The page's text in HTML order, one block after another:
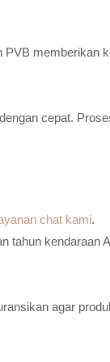
cepat.
chat kami.
tahun kendaraan
agar